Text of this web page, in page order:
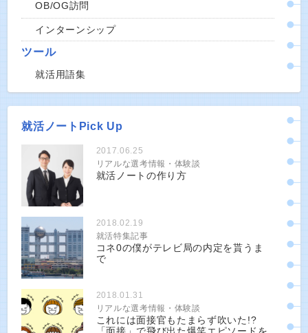
OB/OG訪問
インターンシップ
ツール
就活用語集
就活ノートPick Up
2017.06.25
リアルな選考情報・体験談
就活ノートの作り方
2018.02.19
就活特集記事
コネ0の僕がテレビ局の内定を貰うま
で
2018.01.31
リアルな選考情報・体験談
これには面接官もたまらず吹いた!?